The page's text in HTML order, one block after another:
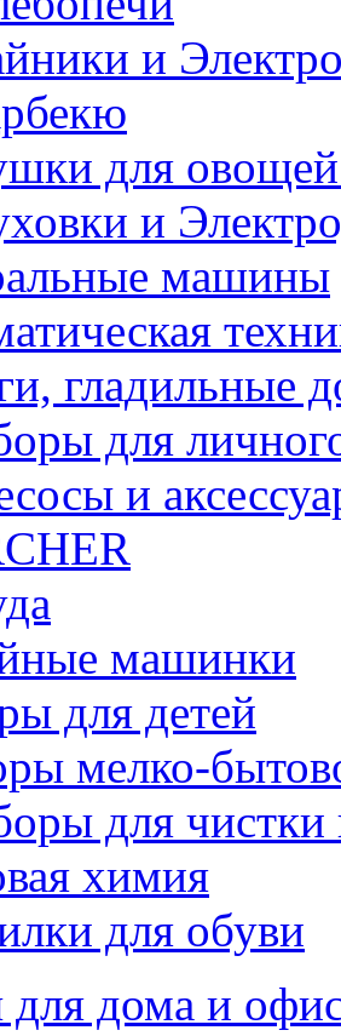
и
для
и
машины
гладильные
для
и
машинки
для детей
мелко-
для чистки
химия
для обуви
для дома и